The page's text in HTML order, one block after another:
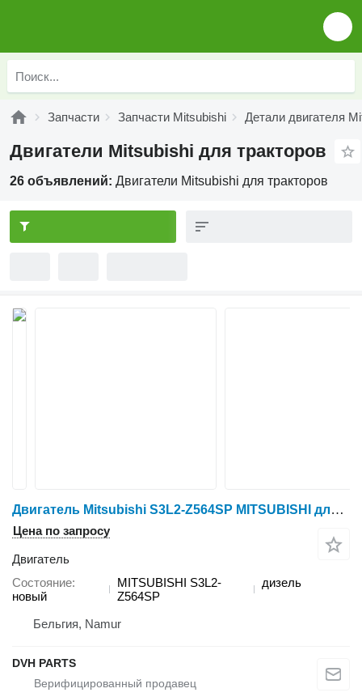
Запчасти Запчасти Mitsubishi Детали двигателя
Двигатели Mitsubishi для тракторов
26 объявлений: Двигатели Mitsubishi для тракторов
Двигатель Mitsubishi S3L2-Z564SP MITSUBISHI для минитрактора Mitsubishi S3L2-Z564SP
Цена по запросу
Двигатель
Состояние
новый
MITSUBISHI S3L2-
Z564SP
дизель
Бельгия, Namur
DVH PARTS